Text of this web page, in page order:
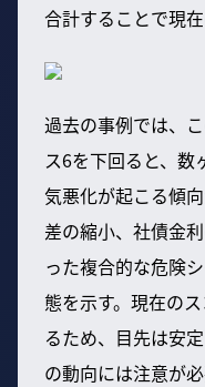
合計することで現
過去の事例では、
ス6を下回ると、
気悪化が起こる傾
差の縮小、社債金
った複合的な危険
態を示す。現在の
るため、目先は安
の動向には注意が必